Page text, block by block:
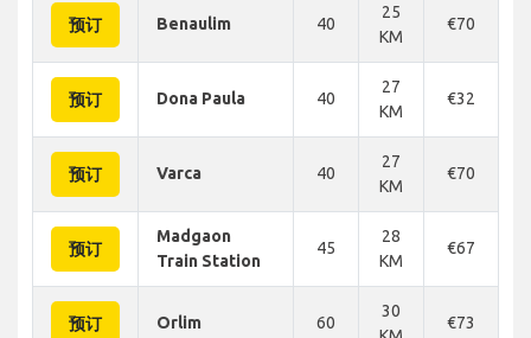
预订 Benaulim 40
25
KM
€70
预订 Dona Paula 40
27
KM
€32
预订 Varca 40
27
KM
€70
预订
Madgaon
Train Station
45
28
KM
€67
预订 Orlim 60
30
€73